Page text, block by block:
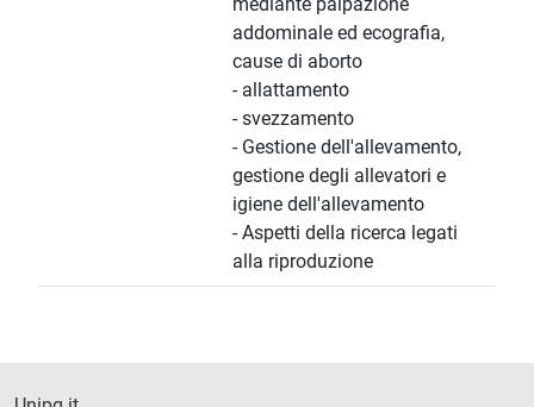
mediante palpazione
addominale ed ecografia,
cause di aborto
- allattamento
- svezzamento
- Gestione dell'allevamento,
gestione degli allevatori e
igiene dell'allevamento
- Aspetti della ricerca legati
alla riproduzione